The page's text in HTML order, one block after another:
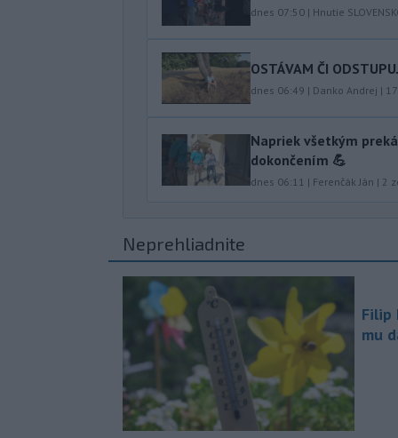
dnes 07:50 | Hnutie
OSTÁVAM ČI
dnes 06:49 | Danko Andrej |
Napriek všetkým
dokončením 💪
dnes 06:11 | Ferenčák Ján | 2
Neprehliadnite
Filip
mu